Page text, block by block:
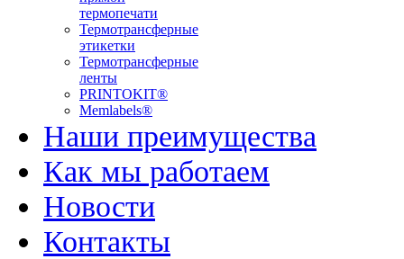
термопечати
Термотрансферные
этикетки
Термотрансферные
ленты
PRINTOKIT®
Memlabels®
Наши преимущества
Как мы работаем
Новости
Контакты